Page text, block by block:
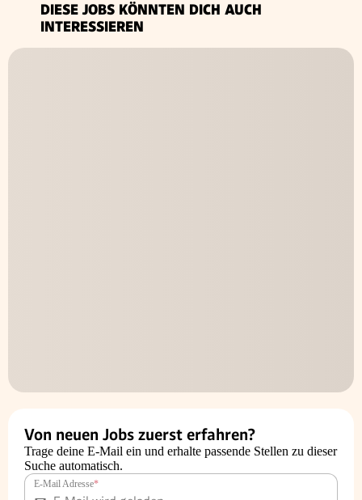
DIESE JOBS KÖNNTEN DICH AUCH
INTERESSIEREN
Von neuen Jobs zuerst erfahren?
Trage deine E-Mail ein und erhalte passende Stellen zu dieser
Suche automatisch.
E-Mail Adresse*